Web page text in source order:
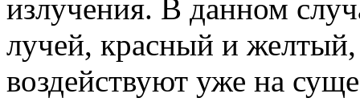
излучения. В данном
лучей, красный и
воздействуют уже на